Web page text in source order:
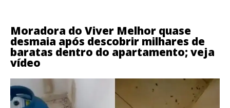
Moradora do Viver Melhor quase
desmaia após descobrir milhares de
baratas dentro do apartamento; veja
vídeo